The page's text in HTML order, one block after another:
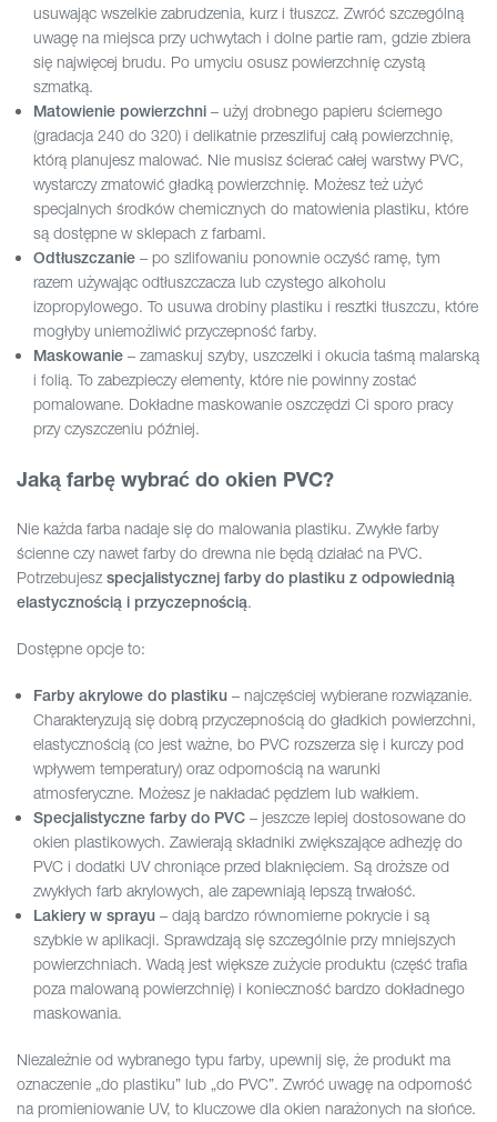
usuwając wszelkie zabrudzenia, kurz i tłuszcz. Zwróć szczególną
uwagę na miejsca przy uchwytach i dolne partie ram, gdzie zbiera
się najwięcej brudu. Po umyciu osusz powierzchnię czystą
szmatką.
Matowienie powierzchni – użyj drobnego papieru ściernego
(gradacja 240 do 320) i delikatnie przeszlifuj całą powierzchnię,
którą planujesz malować. Nie musisz ścierać całej warstwy PVC,
wystarczy zmatowić gładką powierzchnię. Możesz też użyć
specjalnych środków chemicznych do matowienia plastiku, które
są dostępne w sklepach z farbami.
Odtłuszczanie – po szlifowaniu ponownie oczyść ramę, tym
razem używając odtłuszczacza lub czystego alkoholu
izopropylowego. To usuwa drobiny plastiku i resztki tłuszczu, które
mogłyby uniemożliwić przyczepność farby.
Maskowanie – zamaskuj szyby, uszczelki i okucia taśmą malarską
i folią. To zabezpieczy elementy, które nie powinny zostać
pomalowane. Dokładne maskowanie oszczędzi Ci sporo pracy
przy czyszczeniu później.
Jaką farbę wybrać do okien PVC?
Nie każda farba nadaje się do malowania plastiku. Zwykłe farby
ścienne czy nawet farby do drewna nie będą działać na PVC.
Potrzebujesz specjalistycznej farby do plastiku z odpowiednią
elastycznością i przyczepnością.
Dostępne opcje to:
Farby akrylowe do plastiku – najczęściej wybierane rozwiązanie.
Charakteryzują się dobrą przyczepnością do gładkich powierzchni,
elastycznością (co jest ważne, bo PVC rozszerza się i kurczy pod
wpływem temperatury) oraz odpornością na warunki
atmosferyczne. Możesz je nakładać pędzlem lub wałkiem.
Specjalistyczne farby do PVC – jeszcze lepiej dostosowane do
okien plastikowych. Zawierają składniki zwiększające adhezję do
PVC i dodatki UV chroniące przed blaknięciem. Są droższe od
zwykłych farb akrylowych, ale zapewniają lepszą trwałość.
Lakiery w sprayu – dają bardzo równomierne pokrycie i są
szybkie w aplikacji. Sprawdzają się szczególnie przy mniejszych
powierzchniach. Wadą jest większe zużycie produktu (część trafia
poza malowaną powierzchnię) i konieczność bardzo dokładnego
maskowania.
Niezależnie od wybranego typu farby, upewnij się, że produkt ma
oznaczenie „do plastiku” lub „do PVC”. Zwróć uwagę na odporność
na promieniowanie UV, to kluczowe dla okien narażonych na słońce.